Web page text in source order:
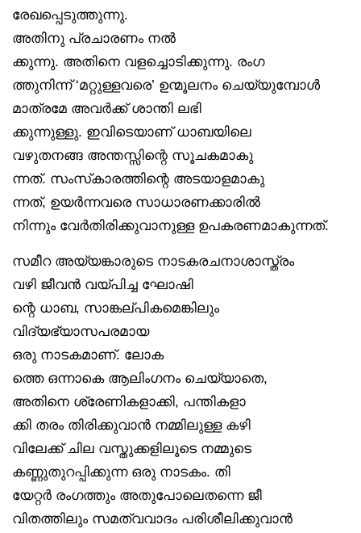
രേഖപ്പെടുത്തുന്നു.
അതിനു പ്രചാരണം നൽ
ക്കുന്നു. അതിനെ വളച്ചൊടിക്കുന്നു. രംഗ
ത്തുനിന്ന് ‘മറ്റുള്ളവരെ’ ഉന്മൂലനം ചെയ്യുമ്പോൾ
മാത്രമേ അവർക്ക് ശാന്തി ലഭി
ക്കുന്നുള്ളു. ഇവിടെയാണ് ധാബയിലെ
വഴുതനങ്ങ അന്തസ്സിന്റെ സൂചകമാകു
ന്നത്. സംസ്‌കാരത്തിന്റെ അടയാളമാകു
ന്നത്, ഉയർന്നവരെ സാധാരണക്കാരിൽ
നിന്നും വേർതിരിക്കുവാനുള്ള ഉപകരണമാകുന്നത്.
സമീറ അയ്യങ്കാരുടെ നാടകരചനാശാസ്ത്രം
വഴി ജീവൻ വയ്പിച്ച ഘോഷി
ന്റെ ധാബ, സാങ്കല്പികമെങ്കിലും
വിദ്യഭ്യാസപരമായ
ഒരു നാടകമാണ്. ലോക
ത്തെ ഒന്നാകെ ആലിംഗനം ചെയ്യാതെ,
അതിനെ ശ്രേണികളാക്കി, പന്തികളാ
ക്കി തരം തിരിക്കുവാൻ നമ്മിലുള്ള കഴി
വിലേക്ക് ചില വസ്തുക്കളിലൂടെ നമ്മുടെ
കണ്ണുതുറപ്പിക്കുന്ന ഒരു നാടകം. തി
യേറ്റർ രംഗത്തും അതുപോലെതന്നെ ജീ
വിതത്തിലും സമത്വവാദം പരിശീലിക്കുവാൻ